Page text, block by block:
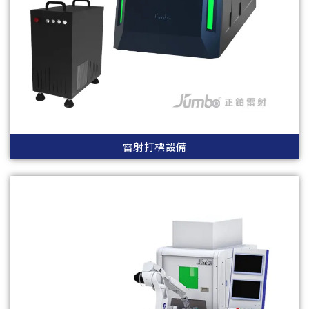
雷射打標設備